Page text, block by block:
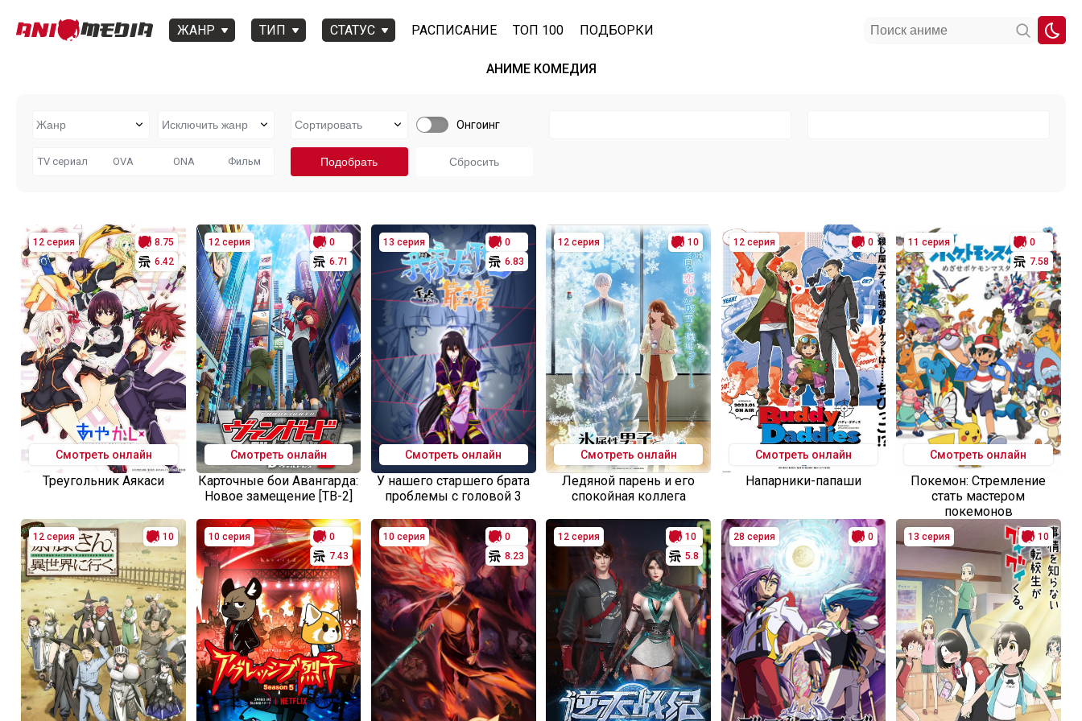
ЖАНР ТИП СТАТУС РАСПИСАНИЕ ТОП 100 ПОДБОРКИ
АНИМЕ КОМЕДИЯ
Онгоинг
TV сериал OVA ONA Фильм
12 серия
8.75
6.42
Смотреть онлайн
Треугольник Аякаси
12 серия
0
6.71
Смотреть онлайн
Карточные бои Авангарда:
Новое замещение [ТВ-2]
13 серия
0
6.83
Смотреть онлайн
У нашего старшего брата
проблемы с головой 3
12 серия 10
Смотреть онлайн
Ледяной парень и его
спокойная коллега
12 серия 0
Смотреть онлайн
Напарники-папаши
11 серия
0
7.58
Смотреть онлайн
Покемон: Стремление
стать мастером
покемонов
12 серия 10 10 серия
0
7.43
10 серия
0
8.23
12 серия
10
5.8
28 серия 0 13 серия 10